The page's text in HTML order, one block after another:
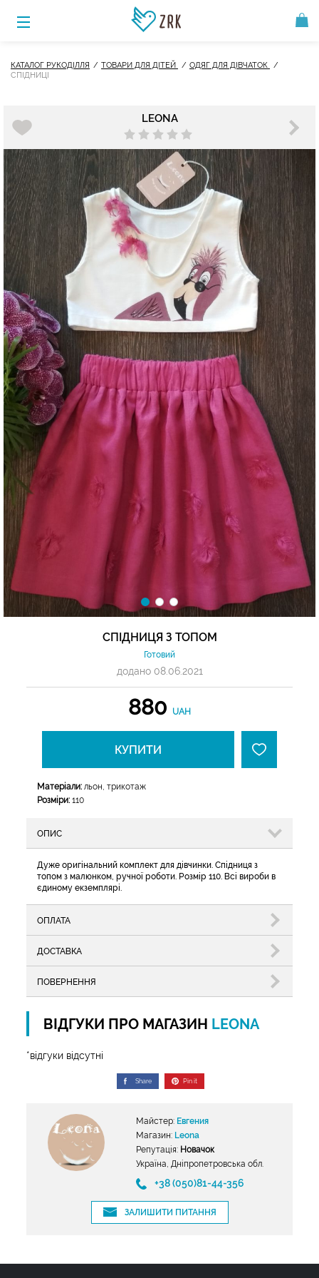
КАТАЛОГ РУКОДІЛЛЯ ТОВАРИ ДЛЯ ДІТЕЙ
ОДЯГ ДЛЯ ДІВЧАТОК
СПІДНИЦІ
LEONA
СПІДНИЦЯ З ТОПОМ
Готовий
додано 08.06.2021
880 UAH
КУПИТИ
Матеріали: льон, трикотаж
Розміри: 110
ОПИС
Дуже оригінальний комплект для дівчинки. Спідниця з
топом з малюнком, ручної роботи. Розмір 110. Всі вироби в
єдиному екземплярі.
ОПЛАТА
ДОСТАВКА
ПОВЕРНЕННЯ
ВІДГУКИ ПРО МАГАЗИН LEONA
*відгуки відсутні
Share Pin it
Майстер: Евгения
Магазин: Leona
Репутація: Новачок
Україна, Дніпропетровська обл.
+38 (050)81-44-356
ЗАЛИШИТИ ПИТАННЯ